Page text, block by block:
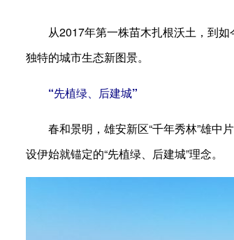
从2017年第一株苗木扎根沃土，到如
独特的城市生态新图景。
“先植绿、后建城”
春和景明，雄安新区“千年秀林”雄中
设伊始就锚定的“先植绿、后建城”理念。